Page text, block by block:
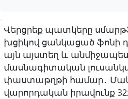
Վերցրեք պատկերը
խցիկով ցանկացած ֆոնի
այն այստեղ և
մասնագիտական
փաստաթղթի համար․
վարորդական իրավունք